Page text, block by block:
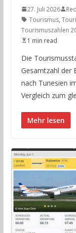
27. Juli 2026
Tourismus,
Tourismuszahlen
1 min read
Die
Gesamtzahl der
nach Tunesien
Vergleich zum
Mehr lesen